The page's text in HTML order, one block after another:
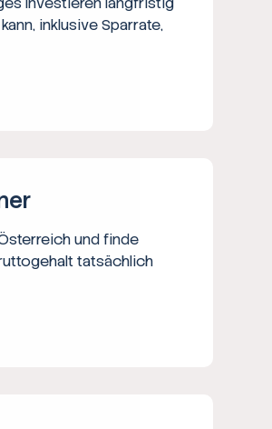
inklusive Sparrate,
und finde
tatsächlich